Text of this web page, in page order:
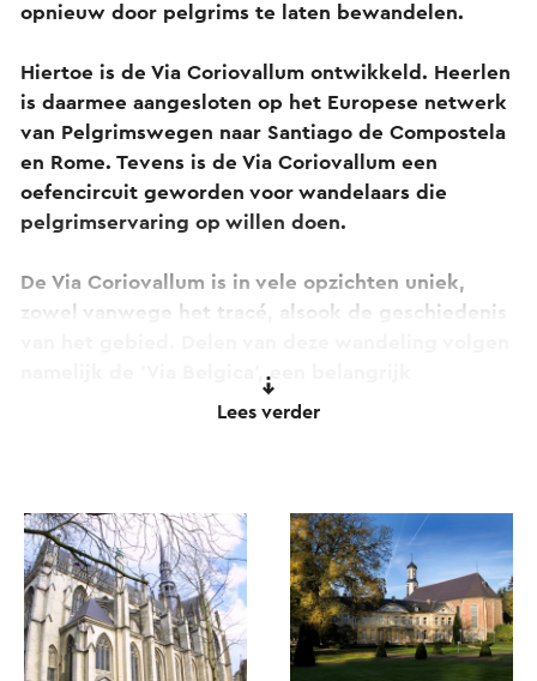
opnieuw door pelgrims te laten bewandelen.
Hiertoe is de Via Coriovallum ontwikkeld. Heerlen
is daarmee aangesloten op het Europese netwerk
van Pelgrimswegen naar Santiago de Compostela
en Rome. Tevens is de Via Coriovallum een
oefencircuit geworden voor wandelaars die
pelgrimservaring op willen doen.
De Via Coriovallum is in vele opzichten uniek,
zowel vanwege het tracé, alsook de geschiedenis
namelijk de 'Via Belgica', een belangrijk
onderdeel van een groot en complex netwerk van
uitgroeiden tot grotere nederzettingen zoals
Coriovallum, het huidige Heerlen. De route gaat
door het mooie Zuid-Limburg met zijn heuvels en
dalen, een zeer gevarieerd landschap. Je loopt
over diverse soorten wegen, over paden, door
zand, löss en soms ook modder.
Lees verder